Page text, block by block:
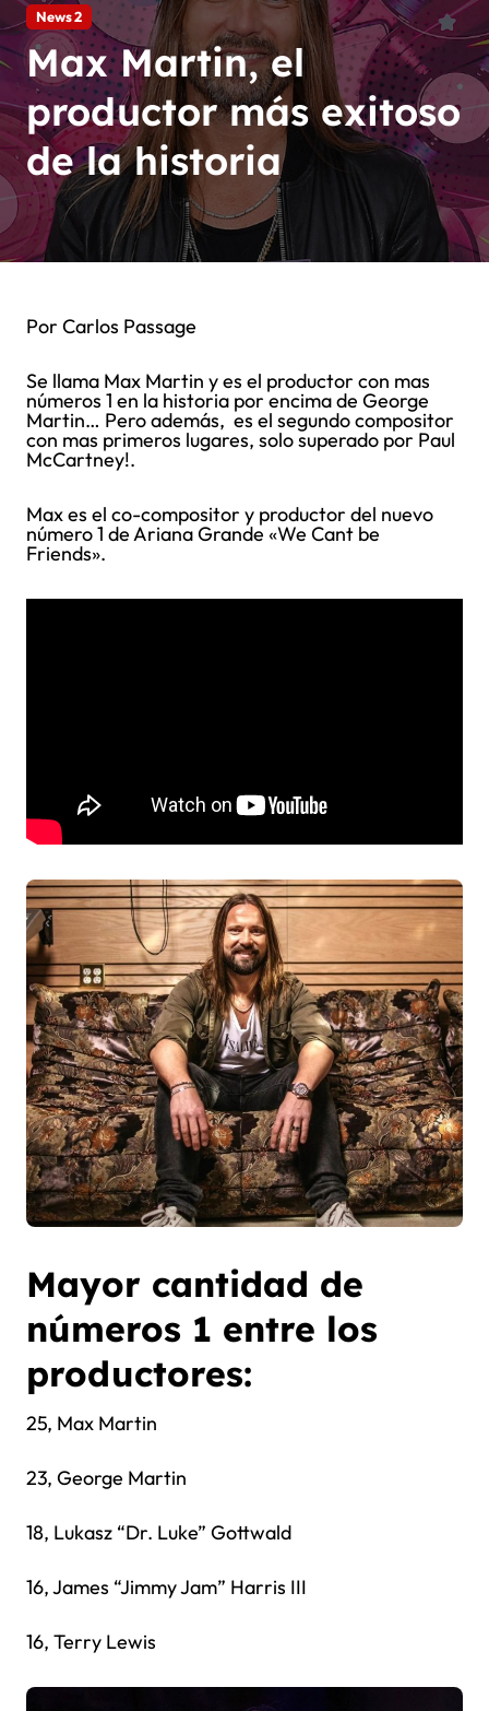
News 2
Max Martin, el
productor más exitoso
de la historia
Por Carlos Passage
Se llama Max Martin y es el productor con mas
números 1 en la historia por encima de George
Martin… Pero además, es el segundo compositor
con mas primeros lugares, solo superado por Paul
McCartney!.
Max es el co-compositor y productor del nuevo
número 1 de Ariana Grande «We Cant be
Friends».
Mayor cantidad de
números 1 entre los
productores:
25, Max Martin
23, George Martin
18, Lukasz “Dr. Luke” Gottwald
16, James “Jimmy Jam” Harris III
16, Terry Lewis